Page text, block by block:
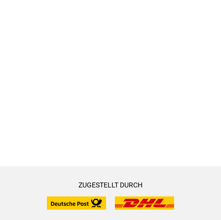
ZUGESTELLT DURCH